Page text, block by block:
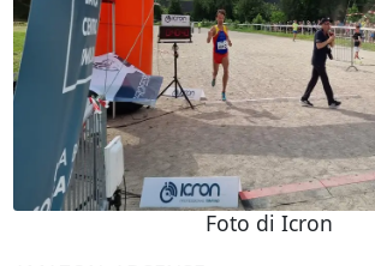
Foto di Icron